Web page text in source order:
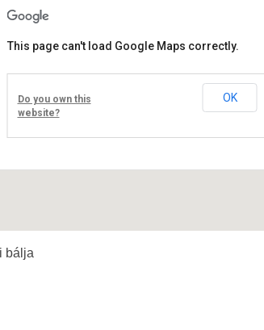
Művelődési ház
Fő út 8 - Nagyréde
Események
This page can't load Google Maps correctly.
Do you own this
website?
OK
bálja